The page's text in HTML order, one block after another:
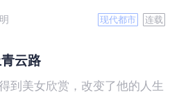
精心布置的圈套……现代都市 连载
云路
到美女欣赏，改变了他的人生